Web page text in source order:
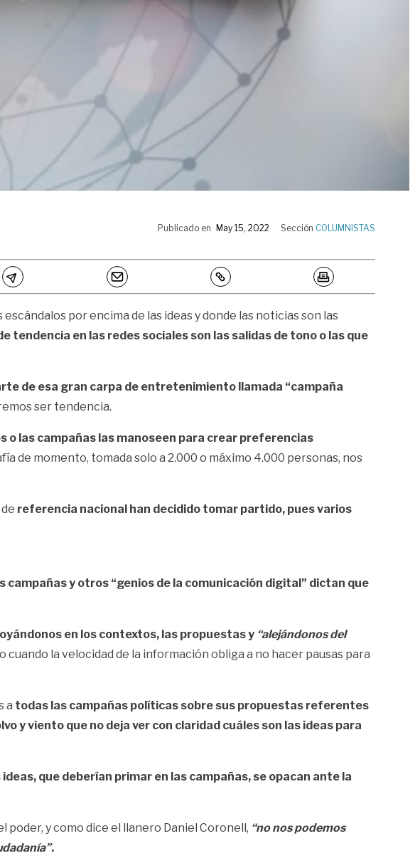
Publicado en May 15, 2022 Sección COLUMNISTAS
por encima de las ideas y donde las noticias son las
tendencia en las redes sociales son las salidas de tono o las que
de esa gran carpa de entretenimiento llamada “campaña
ser tendencia.
o las campañas las manoseen para crear preferencias
de momento, tomada solo a 2.000 o máximo 4.000 personas, nos
referencia nacional han decidido tomar partido, pues varios
y otros “genios de la comunicación digital” dictan que
en los contextos, las propuestas y “alejándonos del
la velocidad de la información obliga a no hacer pausas para
a todas las campañas políticas sobre sus propuestas referentes
y viento que no deja ver con claridad cuáles son las ideas para
ideas, que deberían primar en las campañas, se opacan ante la
y como dice el llanero Daniel Coronell, “no nos podemos